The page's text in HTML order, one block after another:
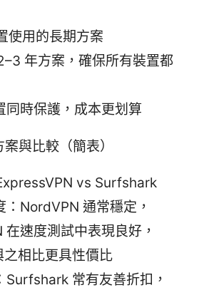
使用的長期方案
年方案，確保所有裝置都
同時保護，成本更划算
與比較（簡表）
vs Surfshark
：NordVPN 通常穩定，
在速度測試中表現良好，
相比更具性價比
Surfshark 常有友善折扣，